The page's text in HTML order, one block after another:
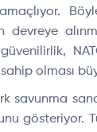
olması
savunma
gösteriyor.